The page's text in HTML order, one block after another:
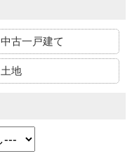
中古一戸建て
土地